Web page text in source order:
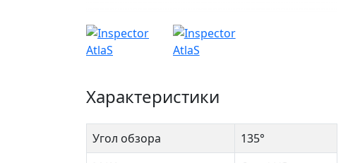
Характеристики
Угол обзора
135°